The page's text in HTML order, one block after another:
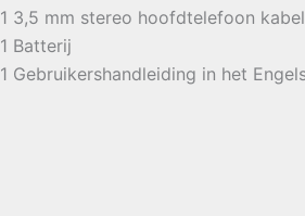
1 3,5 mm stereo hoofdtelefoon kabel
1 Batterij
1 Gebruikershandleiding in het